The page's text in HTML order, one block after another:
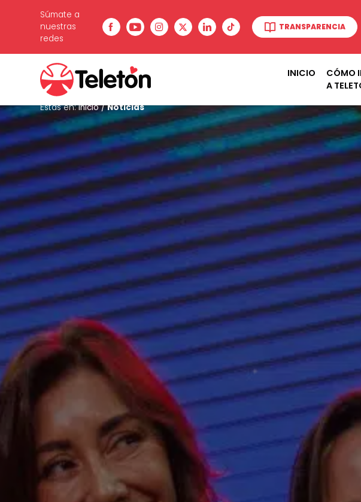
Súmate a
nuestras
redes
TRANSPARENCIA
INICIO
CÓMO
A
Estás en:Inicio/Noticias